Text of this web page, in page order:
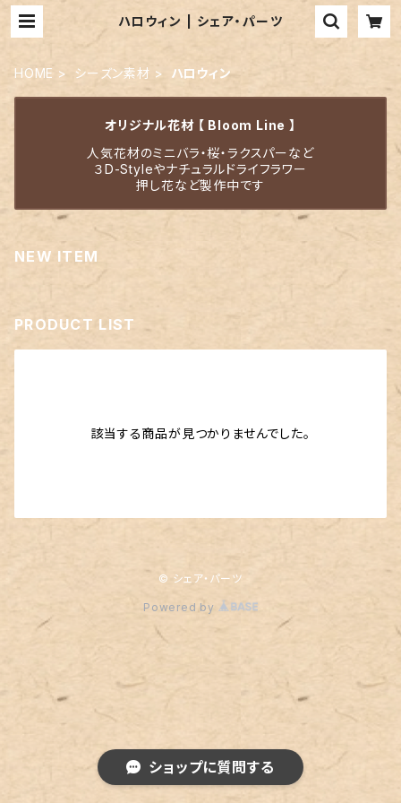
ハロウィン | シェア・パーツ
HOME シーズン素材 ハロウィン
オリジナル花材 【 Bloom Line 】
人気花材のミニバラ・桜・ラクスパーなど
３D-Styleやナチュラルドライフラワー
押し花など製作中です
NEW ITEM
PRODUCT LIST
該当する商品が見つかりませんでした。
© シェア・パーツ
Powered by
ショップに質問する